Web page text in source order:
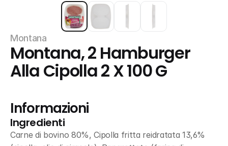
Montana
Montana, 2 Hamburger
Alla Cipolla 2 X 100 G
Informazioni
Ingredienti
Carne di bovino 80%, Cipolla fritta reidratata 13,6%